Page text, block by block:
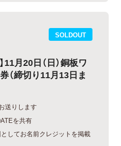
SOLDOUT
11月20日（日）銅板ワ
（締切り11月13日ま
送りします
を共有
してお名前クレジットを掲載